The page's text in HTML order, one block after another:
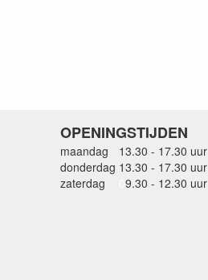
OPENINGSTIJDEN
maandag 13.30 - 17.30 uur
donderdag 13.30 - 17.30 uur
zaterdag
9.30 - 12.30 uur